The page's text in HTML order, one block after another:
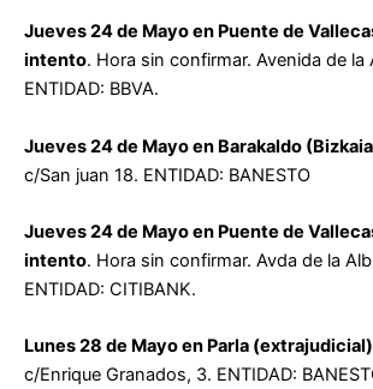
Jueves 24 de Mayo en Puente de
intento. Hora sin confirmar. Avenida de la
ENTIDAD: BBVA.
Jueves 24 de Mayo en Barakaldo
c/San juan 18. ENTIDAD: BANESTO
Jueves 24 de Mayo en Puente de
intento. Hora sin confirmar. Avda de la
ENTIDAD: CITIBANK.
Lunes 28 de Mayo en Parla
c/Enrique Granados, 3. ENTIDAD: